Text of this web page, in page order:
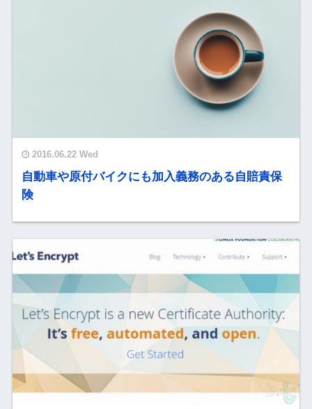
2016.06.22 Wed
自動車や原付バイクにも加入義務のある自賠責保
険